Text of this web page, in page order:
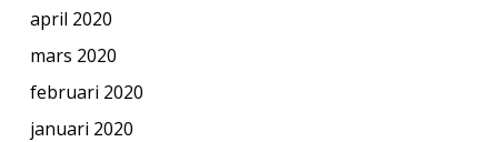
april 2020
mars 2020
februari 2020
januari 2020